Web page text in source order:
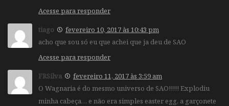
Acesse para responder
tiago
fevereiro 10, 2017 às 10:43 pm
acho que sou só eu que achei que ja deu de SAO
Acesse para responder
FRSilva
fevereiro 11, 2017 às 3:59 am
O Wagnaria é do mesmo universo de SAO!!!!! Explodiu
minha cabeça… e não era simples easter egg, a garçonete